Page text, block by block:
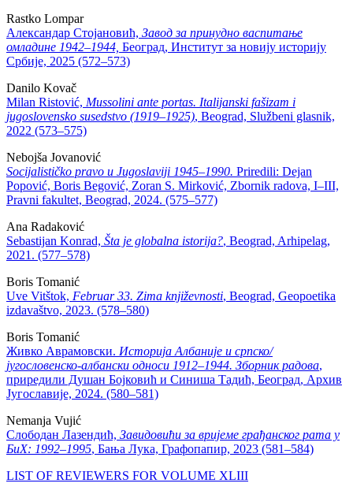
Rastko Lompar
Александар Стојановић, Завод за принудно васпитање
омладине 1942–1944, Београд, Институт за новију историју
Србије, 2025 (572–573)
Danilo Kovač
Milan Ristović, Mussolini ante portas. Italijanski fašizam i
jugoslovensko susedstvo (1919–1925), Beograd, Službeni glasnik,
2022 (573–575)
Nebojša Jovanović
Socijalističko pravo u Jugoslaviji 1945–1990. Priredili: Dejan
Popović, Boris Begović, Zoran S. Mirković, Zbornik radova, I–III,
Pravni fakultet, Beograd, 2024. (575–577)
Ana Radaković
Sebastijan Konrad, Šta je globalna istorija?, Beograd, Arhipelag,
2021. (577–578)
Boris Tomanić
Uve Vitštok, Februar 33. Zima književnosti, Beograd, Geopoetika
izdavaštvo, 2023. (578–580)
Boris Tomanić
Живко Аврамовски. Историја Албаније и српско/
југословенско-албански односи 1912–1944. Зборник радова,
приредили Душан Бојковић и Синиша Тадић, Београд, Архив
Југославије, 2024. (580–581)
Nemanja Vujić
Слободан Лазендић, Завидовићи за вријеме грађанског рата у
БиХ: 1992–1995, Бања Лука, Графопапир, 2023 (581–584)
LIST OF REVIEWERS FOR VOLUME XLIII